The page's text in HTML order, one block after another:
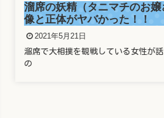
溜席の妖精（タニマチのお嬢
像と正体がヤバかった！！
2021年5月21日
溜席で大相撲を観戦している女性が話